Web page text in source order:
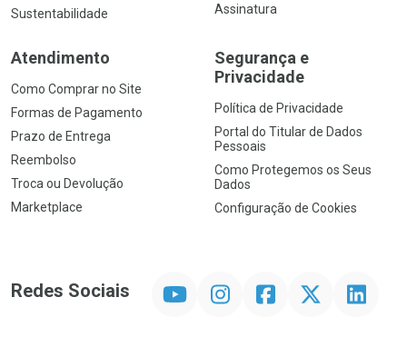
Sustentabilidade
Assinatura
Atendimento
Como Comprar no Site
Formas de Pagamento
Prazo de Entrega
Reembolso
Troca ou Devolução
Marketplace
Segurança e
Privacidade
Política de Privacidade
Portal do Titular de Dados
Pessoais
Como Protegemos os Seus
Dados
Configuração de Cookies
Redes Sociais InstagramFacebook Linkedin